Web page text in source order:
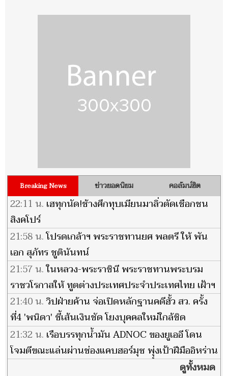
Breaking News ข่าวยอดนิยม คอลัมน์ฮิต
22:11 น. เฮทุกนัด!ช้างศึกทุบเมียนมาลิ่วตัดเชือกชน
สิงคโปร์
21:58 น.โปรดเกล้าฯ พระราชทานยศ พลตรี ให้ พัน
เอก สุภัทร ชูตินันทน์
21:57 น.ในหลวง-พระราชินี พระราชทานพระบรม
ราชวโรกาสให้ ทูตต่างประเทศประจำประเทศไทย เฝ้าฯ
21:40 น.วิปฝ่ายค้าน จ่อเปิดหลักฐานคดีฮั้ว สว. ครั้ง
ที่4 'พนิดา' ชี้เส้นเงินชัด โยงบุคคลใหม่ใกล้ชิด
พรรคการเมือง
21:32 น. เรือบรรทุกน้ำมัน ADNOC ของยูเออี โดน
โจมตีขณะแล่นผ่านช่องแคบฮอร์มุซ พุุ่งเป้าฝีมืออิหร่าน
ดูทั้งหมด